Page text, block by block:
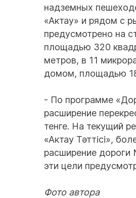
надземных
«Актау» и рядом с
предусмотрено на
площадью 320
метров, в 11
домом, площадью
- По программе
расширение
тенге. На текущий
«Актау Тәттісi»,
расширение дороги
эти цели
Фото автора